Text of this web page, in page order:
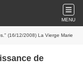
MENU
(16/12/2008) La Vierge Marie
de